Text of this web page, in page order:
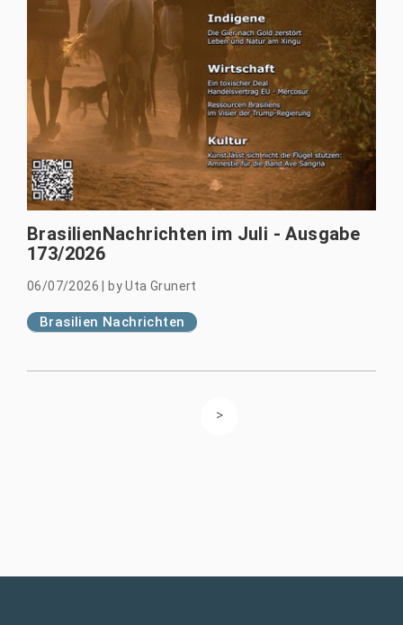
BrasilienNachrichten im Juli - Ausgabe
173/2026
06/07/2026 byUta Grunert
Brasilien Nachrichten